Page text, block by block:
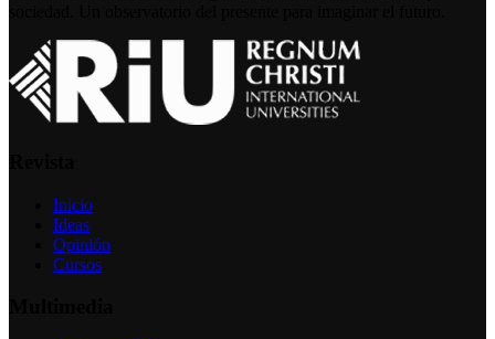
Inicio
Ideas
Opinión
Cursos